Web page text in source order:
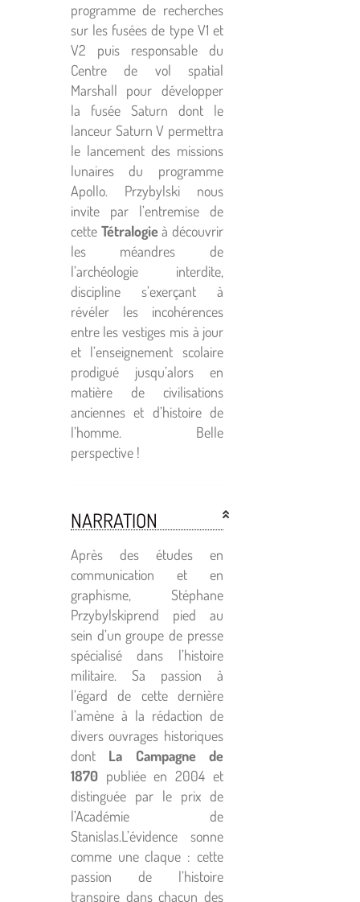
programme de recherches
sur les fusées de type V1 et
V2 puis responsable du
Centre de vol spatial
Marshall pour développer
la fusée Saturn dont le
lanceur Saturn V permettra
le lancement des missions
lunaires du programme
Apollo. Przybylski nous
invite par l’entremise de
cette Tétralogieà découvrir
les méandres de
l’archéologie interdite,
discipline s’exerçant à
révéler les incohérences
entre les vestiges mis à jour
et l’enseignement scolaire
prodigué jusqu’alors en
matière de civilisations
anciennes et d’histoire de
l’homme. Belle
perspective !
NARRATION
Après des études en
communication et en
graphisme, Stéphane
Przybylskiprend pied au
sein d’un groupe de presse
spécialisé dans l’histoire
militaire. Sa passion à
l’égard de cette dernière
l’amène à la rédaction de
divers ouvrages historiques
dont La Campagne de
1870 publiée en 2004 et
distinguée par le prix de
l’Académie de
Stanislas.L’évidence sonne
comme une claque : cette
passion de l’histoire
transpire dans chacun des